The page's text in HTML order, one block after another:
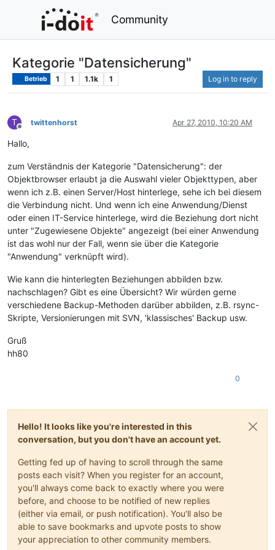
Community
Kategorie "Datensicherung"
Betrieb 1 1 1.1k 1 Log in to reply
T
Offline
twittenhorst Apr 27, 2010, 10:20 AM
Hallo,
zum Verständnis der Kategorie "Datensicherung": der
Objektbrowser erlaubt ja die Auswahl vieler Objekttypen, aber
wenn ich z.B. einen Server/Host hinterlege, sehe ich bei diesem
die Verbindung nicht. Und wenn ich eine Anwendung/Dienst
oder einen IT-Service hinterlege, wird die Beziehung dort nicht
unter "Zugewiesene Objekte" angezeigt (bei einer Anwendung
ist das wohl nur der Fall, wenn sie über die Kategorie
"Anwendung" verknüpft wird).
Wie kann die hinterlegten Beziehungen abbilden bzw.
nachschlagen? Gibt es eine Übersicht? Wir würden gerne
verschiedene Backup-Methoden darüber abbilden, z.B. rsync-
Skripte, Versionierungen mit SVN, 'klassisches' Backup usw.
Gruß
hh80
0
Hello! It looks like you're interested in this
conversation, but you don't have an account yet.
Getting fed up of having to scroll through the same
posts each visit? When you register for an account,
you'll always come back to exactly where you were
before, and choose to be notified of new replies
(either via email, or push notification). You'll also be
able to save bookmarks and upvote posts to show
your appreciation to other community members.